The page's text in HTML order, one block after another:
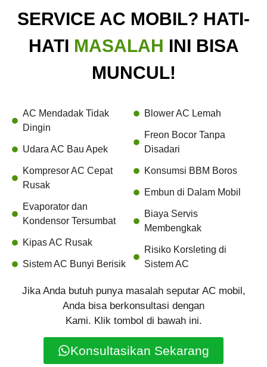
SERVICE AC MOBIL? HATI-
HATI MASALAH INI BISA
MUNCUL!
AC Mendadak Tidak
Dingin
Udara AC Bau Apek
Kompresor AC Cepat
Rusak
Evaporator dan
Kondensor Tersumbat
Kipas AC Rusak
Sistem AC Bunyi Berisik
Blower AC Lemah
Freon Bocor Tanpa
Disadari
Konsumsi BBM Boros
Embun di Dalam Mobil
Biaya Servis
Membengkak
Risiko Korsleting di
Sistem AC
Jika Anda butuh punya masalah seputar AC mobil,
Anda bisa berkonsultasi dengan
Kami. Klik tombol di bawah ini.
Konsultasikan Sekarang